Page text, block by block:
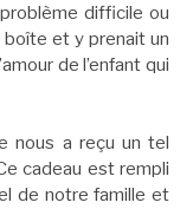
difficile ou
boîte et y prenait un
de l’enfant qui
nous a reçu un tel
cadeau est rempli
de notre famille et